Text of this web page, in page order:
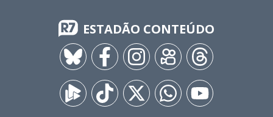
ESTADÃO CONTEÚDO